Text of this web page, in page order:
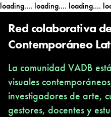
loading.... loading.... loading....
Red colaborativa
Contemporáneo
La comunidad VADB
visuales
investigadores de arte,
gestores, docentes y